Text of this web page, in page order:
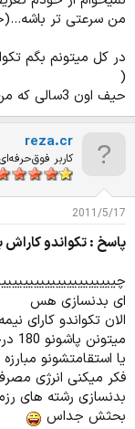
من سرعتی تر
در کل میتونم بگم
(
حیف اون 3سالی که من تکواندو میرفتم...
reza.cr
کاربر فوق‌حرفه‌ای
2011/5/17
پاسخ : تکواندو کاراش
ای بدنسازی هس
الان تکواندو کارای
میتونن پاشونو 180 درجه باز کنن
یا استقامتشونو
فکر میکنی انرژی
بدنسازی رشته های
بحثش جداس